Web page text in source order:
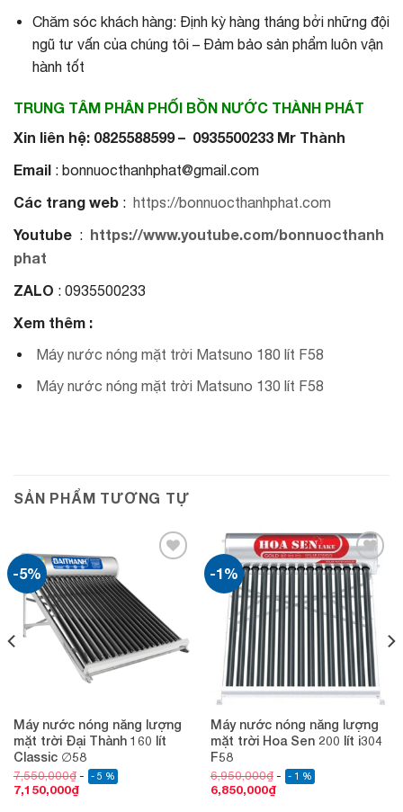
Chăm sóc khách hàng: Định kỳ hàng tháng bởi những đội
ngũ tư vấn của chúng tôi – Đảm bảo sản phẩm luôn vận
hành tốt
TRUNG TÂM PHÂN PHỐI BỒN NƯỚC THÀNH PHÁT
Xin liên hệ: 0825588599 – 0935500233 Mr Thành
Email : bonnuocthanhphat@gmail.com
Các trang web : https://bonnuocthanhphat.com
Youtube : https://www.youtube.com/bonnuocthanh
phat
ZALO : 0935500233
Xem thêm :
Máy nước nóng mặt trời Matsuno 180 lít F58
Máy nước nóng mặt trời Matsuno 130 lít F58
SẢN PHẨM TƯƠNG TỰ
-5%
wishlist
Máy nước nóng năng lượng
mặt trời Đại Thành 160 lít
Classic ∅58
7,550,000₫ - 5 %
7,150,000₫
-1%
Add to
wishlist
Máy nước nóng năng lượng
mặt trời Hoa Sen 200 lít i304
F58
6,950,000₫ - 1 %
6,850,000₫